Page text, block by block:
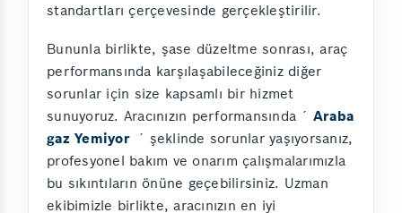
standartları çerçevesinde gerçekleştirilir.
Bununla birlikte, şase düzeltme sonrası, araç
performansında karşılaşabileceğiniz diğer
sorunlar için size kapsamlı bir hizmet
sunuyoruz. Aracınızın performansında ´ Araba
gaz Yemiyor ´ şeklinde sorunlar yaşıyorsanız,
profesyonel bakım ve onarım çalışmalarımızla
bu sıkıntıların önüne geçebilirsiniz. Uzman
ekibimizle birlikte, aracınızın en iyi